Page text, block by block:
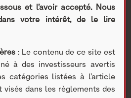
Equity est à
dans
Nextstage AM >Nos
et l’avoir accepté. Nous
votre intérêt, de le lire
: Le contenu de ce site est
à des investisseurs avertis
catégories listées à l’article
visés dans les règlements des